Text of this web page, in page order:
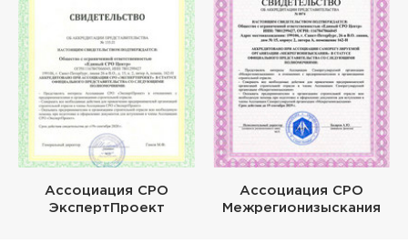
Ассоциация СРО
ЭкспертПроект
Ассоциация СРО
Межрегионизыскания